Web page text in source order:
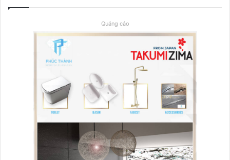
Quảng cáo